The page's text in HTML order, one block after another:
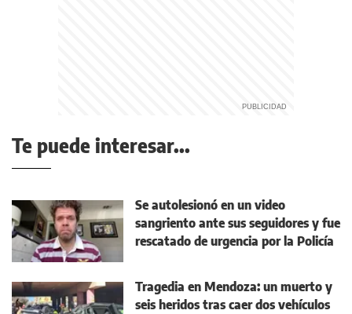
Te puede interesar...
Se autolesionó en un video
sangriento ante sus seguidores y fue
rescatado de urgencia por la Policía
Tragedia en Mendoza: un muerto y
seis heridos tras caer dos vehículos